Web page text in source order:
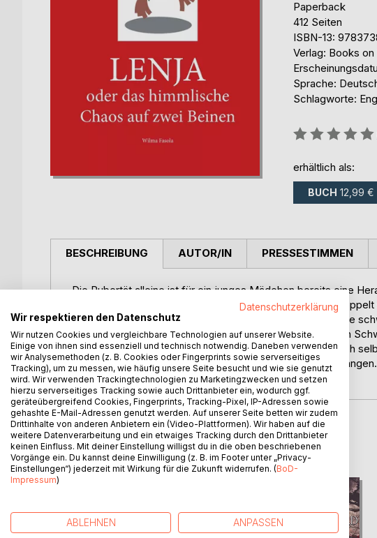
Paperback
412 Seiten
ISBN-13:
Verlag: Books on
Sprache:
Schlagworte:
Bewertung::
erhältlich als:
BUCH 12,99 €
BESCHREIBUNG
Die Pubertät alleine ist für ein junges Mädchen bereits eine
Schutzengel wie Lenja an die Seite gestellt, ist die Zeit
aber nur für ihren Menschen sichtbare Lenja unterstützt die
hilft sie den Mädchen, die daneben auch noch mit anderen
Dass sie bei ihrer neuen Mission auf der Erde aber plötzlich
gerechnet und kann auch erst einmal gar nichts damit
Emil bringt irgendwie alles durcheinander.
AUTOR/IN PRESSESTIMMEN
WEITERE TITEL BEIBoD
Datenschutzerklärung
Wir respektieren den Datenschutz
Wir nutzen Cookies und vergleichbare Technologien auf unserer Website.
Einige von ihnen sind essenziell und technisch notwendig. Daneben verwenden
wir Analysemethoden (z. B. Cookies oder Fingerprints sowie serverseitiges
Tracking), um zu messen, wie häufig unsere Seite besucht und wie sie genutzt
wird. Wir verwenden Trackingtechnologien zu Marketingzwecken und setzen
hierzu serverseitiges Tracking sowie auch Drittanbieter ein, wodurch ggf.
geräteübergreifend Cookies, Fingerprints, Tracking-Pixel, IP-Adressen sowie
gehashte E-Mail-Adressen genutzt werden. Auf unserer Seite betten wir zudem
Drittinhalte von anderen Anbietern ein (Video-Plattformen). Wir haben auf die
weitere Datenverarbeitung und ein etwaiges Tracking durch den Drittanbieter
keinen Einfluss. Mit deiner Einstellung willigst du in die oben beschriebenen
Vorgänge ein. Du kannst deine Einwilligung (z. B. im Footer unter „Privacy-
Einstellungen“) jederzeit mit Wirkung für die Zukunft widerrufen. (BoD-
Impressum)
ABLEHNEN ANPASSEN